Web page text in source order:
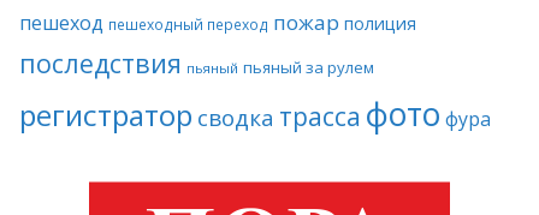
пешеход пешеходный переход пожар полиция
последствия пьяный пьяный за рулем
регистратор сводка трасса фото фура